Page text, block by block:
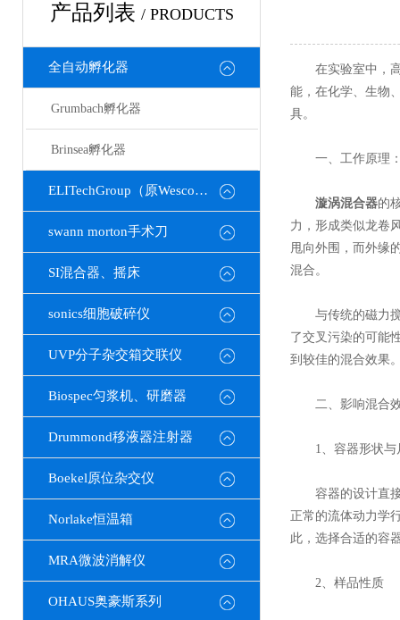
产品列表 / PRODUCTS
全自动孵化器
Grumbach孵化器
Brinsea孵化器
ELITechGroup（原Wescor）
swann morton手术刀
SI混合器、摇床
sonics细胞破碎仪
UVP分子杂交箱交联仪
Biospec匀浆机、研磨器
Drummond移液器注射器
Boekel原位杂交仪
Norlake恒温箱
MRA微波消解仪
OHAUS奥豪斯系列
在实验室中，高
能，在化学、生物
具。
一、工作原理：
漩涡混合器的
力，形成类似龙卷
甩向外围，而外缘
混合。
与传统的磁力搅
了交叉污染的可能
到较佳的混合效果
二、影响混合效
1、容器形状与
容器的设计直接
正常的流体动力学
此，选择合适的容
2、样品性质